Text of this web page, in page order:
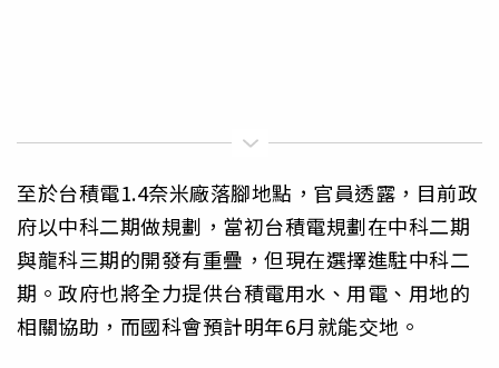
至於台積電1.4奈米廠落腳地點，官員透露，目前政
府以中科二期做規劃，當初台積電規劃在中科二期
與龍科三期的開發有重疊，但現在選擇進駐中科二
期。政府也將全力提供台積電用水、用電、用地的
相關協助，而國科會預計明年6月就能交地。